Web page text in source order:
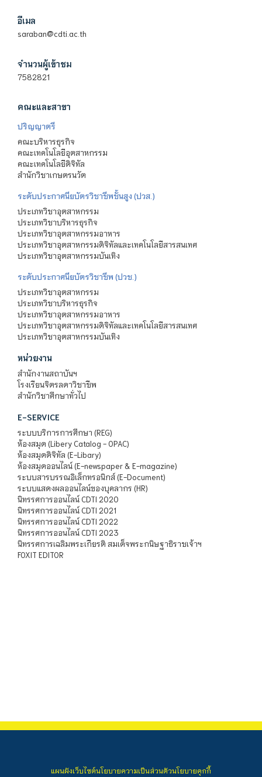
อีเมล
saraban@cdti.ac.th
จำนวนผู้เข้าชม
7582821
คณะและสาขา
ปริญญาตรี
คณะบริหารธุรกิจ
คณะเทคโนโลยีอุตสาหกรรม
คณะเทคโนโลยีดิจิทัล
สำนักวิชาเกษตรนวัต
ระดับประกาศนียบัตรวิชาชีพชั้นสูง (ปวส.)
ประเภทวิชาอุตสาหกรรม
ประเภทวิชาบริหารธุรกิจ
ประเภทวิชาอุตสาหกรรมอาหาร
ประเภทวิชาอุตสาหกรรมดิจิทัลและเทคโนโลยีสารสนเทศ
ประเภทวิชาอุตสาหกรรมบันเทิง
ระดับประกาศนียบัตรวิชาชีพ (ปวช.)
ประเภทวิชาอุตสาหกรรม
ประเภทวิชาบริหารธุรกิจ
ประเภทวิชาอุตสาหกรรมอาหาร
ประเภทวิชาอุตสาหกรรมดิจิทัลและเทคโนโลยีสารสนเทศ
ประเภทวิชาอุตสาหกรรมบันเทิง
หน่วยงาน
สำนักงานสถาบันฯ
โรงเรียนจิตรลดาวิชาชีพ
สำนักวิชาศึกษาทั่วไป
E-SERVICE
ระบบบริการการศึกษา (REG)
ห้องสมุด (Libery Catalog - OPAC)
ห้องสมุดดิจิทัล (E-Libary)
ห้องสมุดออนไลน์ (E-newspaper & E-magazine)
ระบบสารบรรณอิเล็กทรอนิกส์ (E-Document)
ระบบแสดงผลออนไลน์ของบุคลากร (HR)
นิทรรศการออนไลน์ CDTI 2020
นิทรรศการออนไลน์ CDTI 2021
นิทรรศการออนไลน์ CDTI 2022
นิทรรศการออนไลน์ CDTI 2023
นิทรรศการเฉลิมพระเกียรติ สมเด็จพระกนิษฐาธิราชเจ้าฯ
FOXIT EDITOR
แผนผังเว็บไซต์นโยบายความเป็นส่วนตัวนโยบายคุกกี้